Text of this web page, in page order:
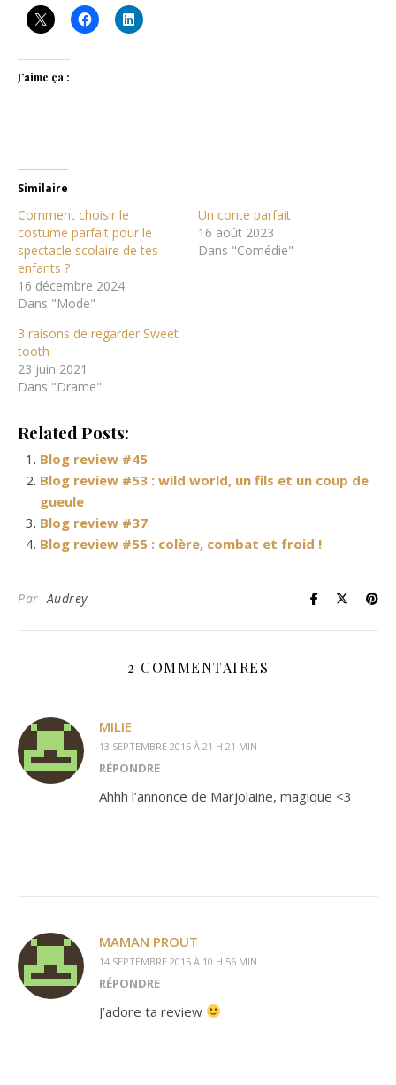
J’aime ça :
Similaire
Comment choisir le
costume parfait pour le
spectacle scolaire de tes
enfants ?
16 décembre 2024
Dans "Mode"
Un conte parfait
16 août 2023
Dans "Comédie"
3 raisons de regarder Sweet
tooth
23 juin 2021
Dans "Drame"
Related Posts:
Blog review #45
Blog review #53 : wild world, un fils et un coup de
gueule
Blog review #37
Blog review #55 : colère, combat et froid !
ParAudrey
2 COMMENTAIRES
MILIE
13 SEPTEMBRE 2015 À 21 H 21 MIN
RÉPONDRE
Ahhh l’annonce de Marjolaine, magique <3
MAMAN PROUT
14 SEPTEMBRE 2015 À 10 H 56 MIN
RÉPONDRE
J’adore ta review